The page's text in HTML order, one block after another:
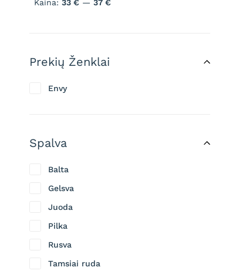
Kaina: 33 € — 37 €
Prekių Ženklai
Envy
Spalva
Balta
Gelsva
Juoda
Pilka
Rusva
Tamsiai ruda